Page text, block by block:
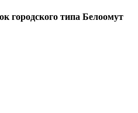
городского типа Белоомут